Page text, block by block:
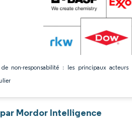
non-responsabilité : les principaux
Mordor Intelligence